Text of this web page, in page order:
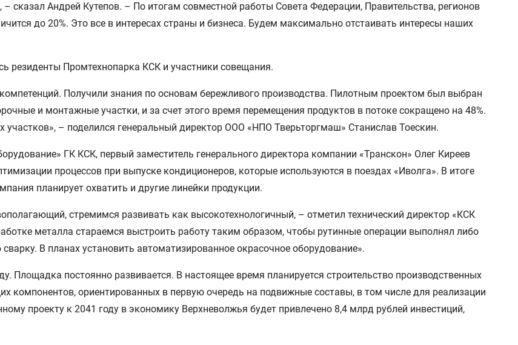
– сказал Андрей Кутепов. – По итогам совместной работы Совета Федерации, Правительства, регионов
до 20%. Это все в интересах страны и бизнеса. Будем максимально отстаивать интересы наших
резиденты Промтехнопарка КСК и участники совещания.
Получили знания по основам бережливого производства. Пилотным проектом был выбран
и монтажные участки, и за счет этого время перемещения продуктов в потоке сокращено на 48%.
участков», – поделился генеральный директор ООО «НПО Тверьторгмаш» Станислав Тоескин.
ГК КСК, первый заместитель генерального директора компании «Транскон» Олег Киреев
процессов при выпуске кондиционеров, которые используются в поездах «Иволга». В итоге
планирует охватить и другие линейки продукции.
стремимся развивать как высокотехнологичный, – отметил технический директор «КСК
металла стараемся выстроить работу таким образом, чтобы рутинные операции выполнял либо
В планах установить автоматизированное окрасочное оборудование».
Площадка постоянно развивается. В настоящее время планируется строительство производственных
компонентов, ориентированных в первую очередь на подвижные составы, в том числе для реализации
проекту к 2041 году в экономику Верхневолжья будет привлечено 8,4 млрд рублей инвестиций,